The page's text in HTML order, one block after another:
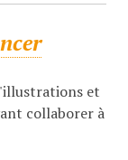
et
collaborer à